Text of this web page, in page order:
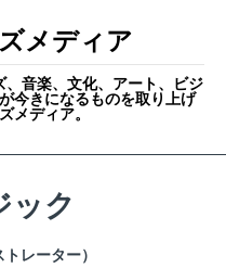
メディア
音楽、文化、アート、ビジ
今きになるものを取り上げ
メディア。
ック
レーター）